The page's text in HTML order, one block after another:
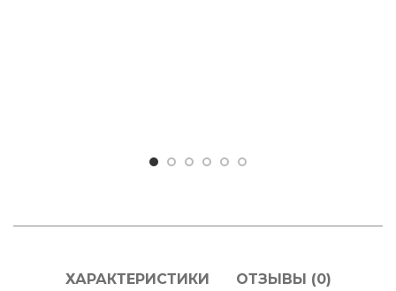
ХАРАКТЕРИСТИКИ ОТЗЫВЫ (0)